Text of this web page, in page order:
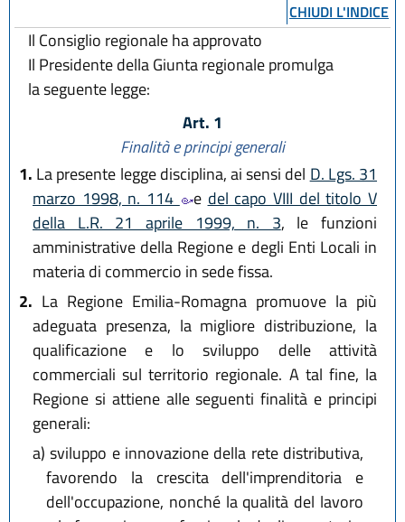
CHIUDI L'INDICE
Il Consiglio regionale ha approvato
Il Presidente della Giunta regionale promulga
la seguente legge:
Art. 1
Finalità e principi generali
1. La presente legge disciplina, ai sensi del D. Lgs. 31
marzo 1998, n. 114
e del capo VIII del titolo V
della L.R. 21 aprile 1999, n. 3, le funzioni
amministrative della Regione e degli Enti Locali in
materia di commercio in sede fissa.
2. La Regione Emilia-Romagna promuove la più
adeguata presenza, la migliore distribuzione, la
qualificazione e lo sviluppo delle attività
commerciali sul territorio regionale. A tal fine, la
Regione si attiene alle seguenti finalità e principi
generali:
a) sviluppo e innovazione della rete distributiva,
favorendo la crescita dell'imprenditoria e
dell'occupazione, nonché la qualità del lavoro